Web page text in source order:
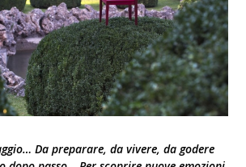
Da preparare, da vivere, da godere